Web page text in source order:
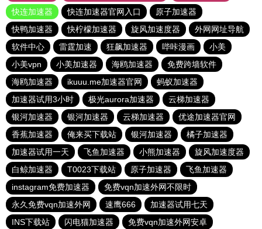
快连加速器
快连加速器官网入口
原子加速器
快鸭加速器
快柠檬加速器 旋风加速度器
外网网址导航
软件中心
雷霆加速 狂飙加速器 哔咔漫画
小美
小美vpn
小美加速器 海鸥加速器
免费跨墙软件
海鸥加速器
ikuuu.me加速器官网
蚂蚁加速器
加速器试用3小时
极光aurora加速器
云梯加速器
银河加速器
银河加速器 云梯加速器
优途加速器官网
香蕉加速器
俺来买下载站 银河加速器
橘子加速器
加速器试用一天
飞鱼加速器 小熊加速器
旋风加速度器
白鲸加速器
T0023下载站 原子加速器
飞鱼加速器
instagram免费加速器
免费vqn加速外网不限时
永久免费vqn加速外网
速鹰666
加速器试用七天
INS下载站
闪电猫加速器 免费vqn加速外网安卓